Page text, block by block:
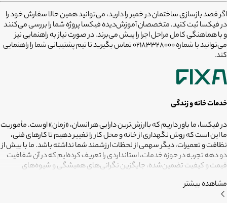
اگر قصدبازسازی ساختمان در خمیررا دارید، می‌توانید همین حالا سفارش خود را
در فیکسا ثبت کنید. متخصصان آموزش‌دیده فیکسا پروژه شما را بررسی می‌کنند
و با هماهنگی کامل مراحل اجرا را پیش می‌برند. در صورت نیاز به راهنمایی نیز
می‌توانید با شماره02183328000تماس بگیرید تا تیم پشتیبانی شما را راهنمایی
کند.
خدمات خانه و زندگی
در فیکسا، ما باور داریم که باارزش‌ترین دارایی هر انسان، «زمان» اوست. مأموریت
ما این است که روش نگهداری از خانه و محل کار را تغییر دهیم تا کارهای فنی،
نظافت و تعمیرات، دیگر سهمی از لحظات ارزشمند شما نداشته باشد. ما با بیش از
دو دهه تجربه در حوزه خدمات، استانداردی را تعریف کرده‌ایم که در آن شفافیت
قیمت و کیفیت تضمین‌شده، جایگزین نگرانی‌های همیشگی و شیوه‌های
متخصصانی بسپاریم که از فیلترهای سخت‌گیرانه رد شده‌اند تا نتیجه نهایی،
دقیقاً همان فضای امن و بی‌دغدغه‌ای باشد که همیشه برای آرامش خود
مشاهده بیشتر